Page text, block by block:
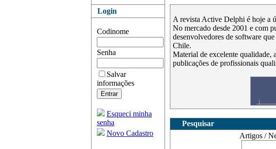
Login
Codinome
Senha
Salvar
informações
Esqueci minha
senha
Novo Cadastro
A revista Active Delphi é hoje a
No mercado desde 2001 e com
desenvolvedores de software
Chile.
Material de excelente qualidade,
publicações de profissionais
Pesquisar
Artigos /